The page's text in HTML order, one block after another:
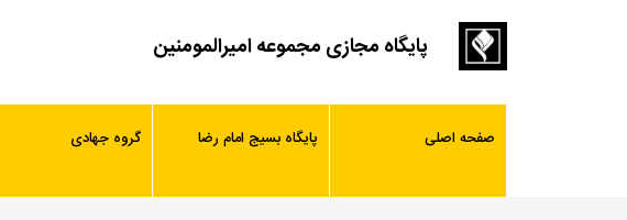
پایگاه مجازی مجموعه امیرالمومنین
صفحه اصلی پایگاه بسیج امام رضا گروه جهادی